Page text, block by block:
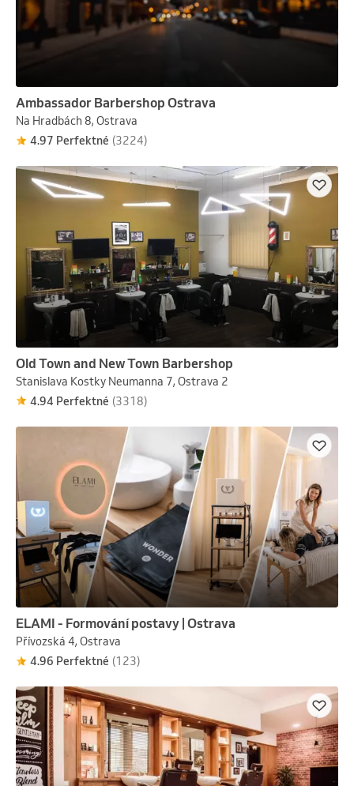
Ambassador Barbershop Ostrava
Na Hradbách 8, Ostrava
4.97 Perfektné (3224)
Old Town and New Town Barbershop
Stanislava Kostky Neumanna 7, Ostrava 2
4.94 Perfektné (3318)
ELAMI - Formování postavy | Ostrava
Přívozská 4, Ostrava
4.96 Perfektné (123)